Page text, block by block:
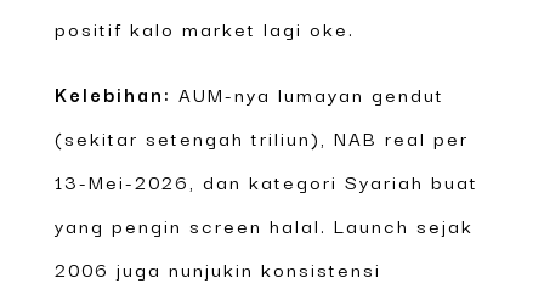
positif kalo market lagi oke.
Kelebihan: AUM-nya lumayan gendut
(sekitar setengah triliun), NAB real per
13-Mei-2026, dan kategori Syariah buat
yang pengin screen halal. Launch sejak
2006 juga nunjukin konsistensi